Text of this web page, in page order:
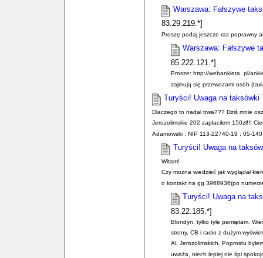
Warszawa: Fałszywe
83.29.219.*]
Proszę podaj jeszcze raz poprawny
Warszawa: Fałszywe
85.222.121.*]
Prosze: http://webankieta. pl/
zajmują się przewozami osób
Turyści! Uwaga na taksówki
Dlaczego to nadal trwa??? Dziś mnie
Jerozolimskie 202 zapłaciłem 150zł!!!
Adamowski ; NIP 113-22740-19 ; 05-
Turyści! Uwaga na
Witam!
Czy mozna wiedzieć jak wyglądał
o kontakt na gg 3968936(po
Turyści! Uwaga na
83.22.185.*]
Blondyn, tylko tyle pamiętam.
strony, CB i radio z dużym
Al. Jerozolimskich. Poprostu
uważa, niech lepiej nie śpi